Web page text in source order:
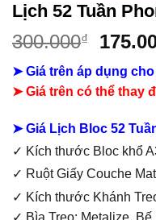
Lịch 52 Tuần
300.000₫
Giá
là:
➤ Giá trên áp dụng
➤ Giá trên có thể thay
➤ Giá Lịch Bloc 52
✓ Kích thước Bloc khổ
✓ Ruột Giấy Couche
✓ Kích thước Khánh
✓ Bìa Treo: Metalize,